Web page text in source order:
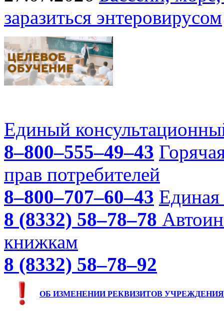
заразиться энтеровирусом
Единый
8–800–555–49–43
прав потребителей
8–800–707–60–43 Единая
8 (8332) 58–78–78
книжкам
8 (8332) 58–78–92
ОБ ИЗМЕНЕНИИ РЕКВИЗИТОВ УЧРЕЖДЕНИЯ